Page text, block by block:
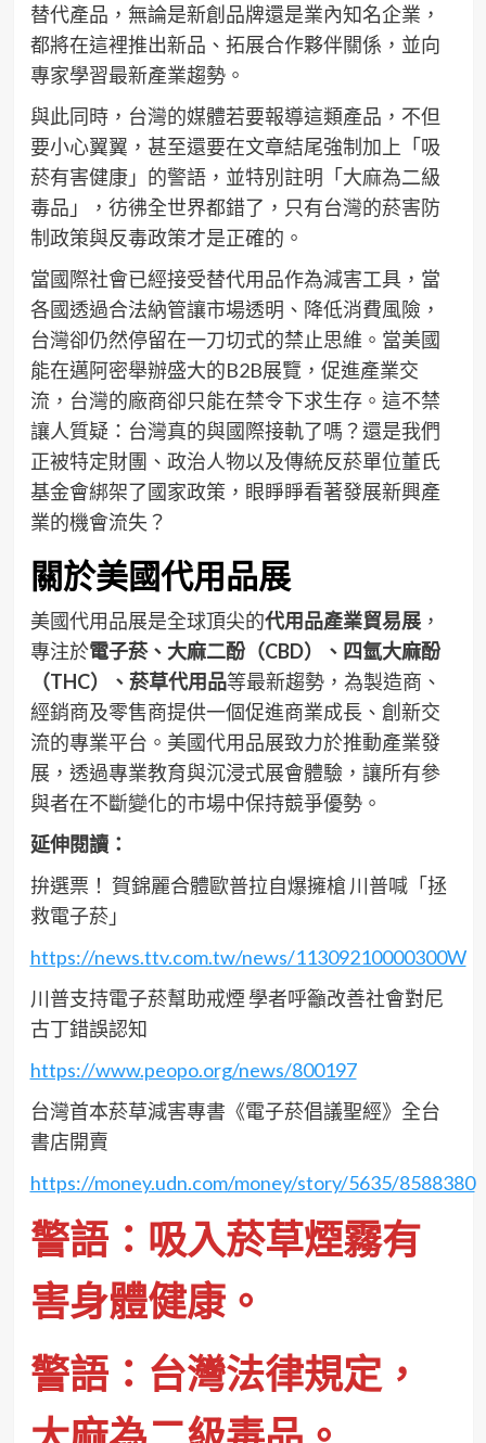
替代產品，無論是新創品牌還是業內知名企業，
都將在這裡推出新品、拓展合作夥伴關係，並向
專家學習最新產業趨勢。
與此同時，台灣的媒體若要報導這類產品，不但
要小心翼翼，甚至還要在文章結尾強制加上「吸
菸有害健康」的警語，並特別註明「大麻為二級
毒品」，彷彿全世界都錯了，只有台灣的菸害防
制政策與反毒政策才是正確的。
當國際社會已經接受替代用品作為減害工具，當
各國透過合法納管讓市場透明、降低消費風險，
台灣卻仍然停留在一刀切式的禁止思維。當美國
能在邁阿密舉辦盛大的B2B展覽，促進產業交
流，台灣的廠商卻只能在禁令下求生存。這不禁
讓人質疑：台灣真的與國際接軌了嗎？還是我們
正被特定財團、政治人物以及傳統反菸單位董氏
基金會綁架了國家政策，眼睜睜看著發展新興產
業的機會流失？
關於美國代用品展
美國代用品展是全球頂尖的代用品產業貿易展，
專注於電子菸、大麻二酚（CBD）、四氫大麻酚
（THC）、菸草代用品等最新趨勢，為製造商、
經銷商及零售商提供一個促進商業成長、創新交
流的專業平台。美國代用品展致力於推動產業發
展，透過專業教育與沉浸式展會體驗，讓所有參
與者在不斷變化的市場中保持競爭優勢。
延伸閱讀：
拚選票！ 賀錦麗合體歐普拉自爆擁槍 川普喊「拯
救電子菸」
https://news.ttv.com.tw/news/11309210000300W
川普支持電子菸幫助戒煙 學者呼籲改善社會對尼
古丁錯誤認知
https://www.peopo.org/news/800197
台灣首本菸草減害專書《電子菸倡議聖經》全台
書店開賣
https://money.udn.com/money/story/5635/8588380
警語：吸入菸草煙霧有
害身體健康。
警語：台灣法律規定，